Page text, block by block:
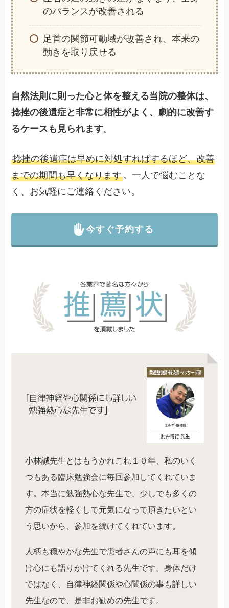
のバランスが改善される
足首の関節可動域が改善され、本来の
動きを取り戻せる
自然法則に則った心と体を整える当院の整体は、
捻挫の後遺症と非常に相性がよく、劇的に改善す
るケースも見られます。
捻挫の後遺症は早めに対処すればするほど、改善
までの期間も早くなります。一人で悩むことな
く、お気軽にご連絡ください。
今すぐ予約する
小林誠先生とはもうかれこれ１０年、私のいく
つもある臨床勉強会に毎回参加してくれていま
す。本当に勉強熱心な先生で、少しでも多くの
方の症状を軽くして元気になって頂きたいとい
う思いから、参加を続けてくれています。
人柄も穏やかな先生で患者さんの声にも耳を傾
け心にも語りかけてくれる先生です。身体だけ
ではなく、自律神経関係や心関係の事も詳しい
先生なので、是非お勧めの先生です。